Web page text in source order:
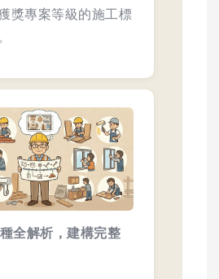
獎專案等級的施工標
全解析，建構完整